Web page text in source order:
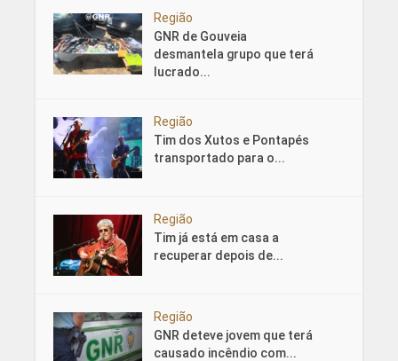
Região
GNR de Gouveia
desmantela grupo que terá
lucrado...
Região
Tim dos Xutos e Pontapés
transportado para o...
Região
Tim já está em casa a
recuperar depois de...
Região
GNR deteve jovem que terá
causado incêndio com...